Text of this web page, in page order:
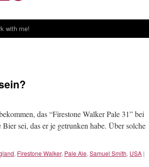
with me!
das “Firestone Walker Pale 31” bei
sei, das er je getrunken habe. Über solche
, Firestone Walker, Pale Ale, Samuel Smith, USA |